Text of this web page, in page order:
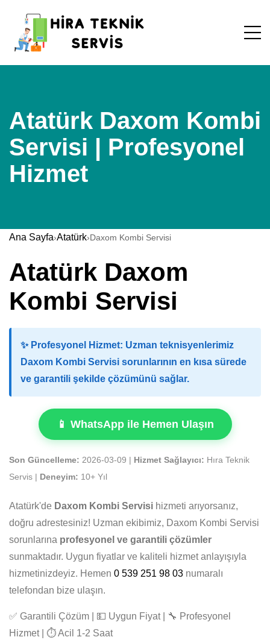
Atatürk Daxom Kombi
Servisi | Profesyonel
Hizmet
Ana Sayfa›Atatürk›Daxom Kombi Servisi
Atatürk Daxom
Kombi Servisi
✨ Profesyonel Hizmet: Uzman teknisyenlerimiz
Daxom Kombi Servisi sorunlarının en kısa sürede
ve garantili şekilde çözümünü sağlar.
📱 WhatsApp ile Hemen Ulaşın
Son Güncelleme: 2026-03-09 | Hizmet Sağlayıcı: Hıra Teknik
Servis |
Deneyim: 10+ Yıl
Atatürk'de Daxom Kombi Servisi hizmeti arıyorsanız,
doğru adrestesiniz! Uzman ekibimiz, Daxom Kombi Servisi
sorunlarına profesyonel ve garantili çözümler
sunmaktadır. Uygun fiyatlar ve kaliteli hizmet anlayışıyla
hizmetinizdeyiz. Hemen 0 539 251 98 03 numaralı
telefondan bize ulaşın.
✅ Garantili Çözüm | 💵 Uygun Fiyat | 🔧 Profesyonel
Hizmet | ⏱️ Acil 1-2 Saat